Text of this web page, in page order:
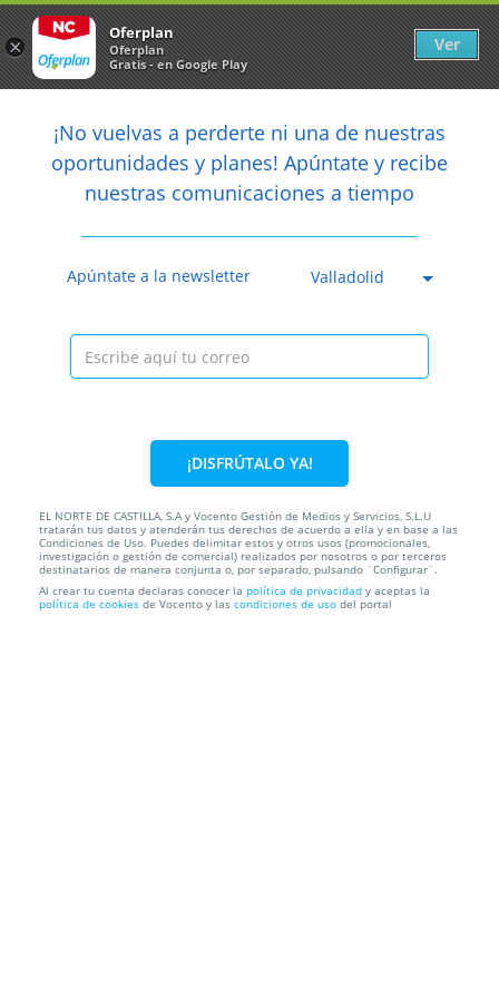

Caducada
28% 41,80€ 29,90€
NOCHES MÁGICAS DE LA GRANJA: Medina Azahara
+ Los Pajarracos
Real Fábrica de Cristales de La Granja
Paseo Pocillo, 1, 40100.
Real Sitio De San Ildefonso. Segovia
arrow_back Newsletter
¡No vuelvas a perderte ni una de nuestras
oportunidades y planes! Apúntate y recibe
nuestras comunicaciones a tiempo
Apúntate a la newsletter Valladolid
¡DISFRÚTALO YA!
EL NORTE DE CASTILLA, S.A y Vocento Gestión de Medios y Servicios, S.L.U
tratarán tus datos y atenderán tus derechos de acuerdo a ella y en base a las
Condiciones de Uso. Puedes delimitar estos y otros usos (promocionales,
investigación o gestión de comercial) realizados por nosotros o por terceros
destinatarios de manera conjunta o, por separado, pulsando ¨Configurar¨.
Al crear tu cuenta declaras conocer la política de privacidad y aceptas la
política de cookies de Vocento y las condiciones de uso del portal
×
Oferplan
Oferplan
Gratis - en Google Play
Ver